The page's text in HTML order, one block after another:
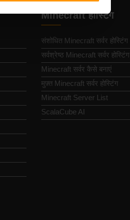
Minecraft होस्टिंग
संशोधित Minecraft सर्वर होस्टिंग
सर्वश्रेष्ठ Minecraft सर्वर होस्टिंग
Minecraft सर्वर कैसे बनाएं
मुफ़्त Minecraft सर्वर होस्टिंग
Minecraft Server List
ScalaCube AI